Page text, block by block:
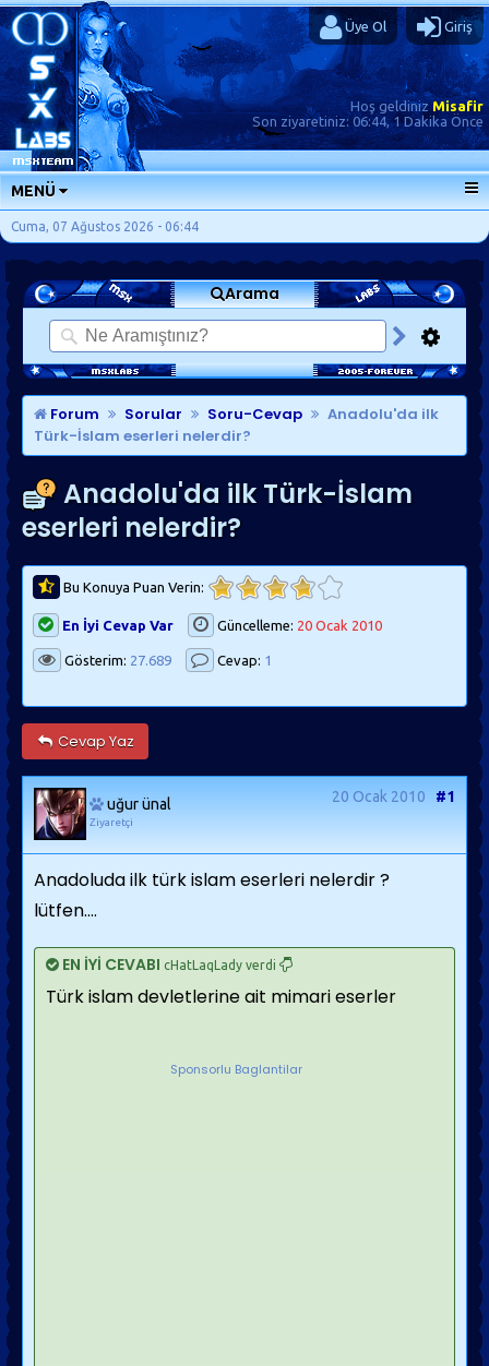
Üye Ol Giriş
Hoş geldinizMisafir
Son ziyaretiniz: 06:44, 1 Dakika Önce
MENÜ
ANA SAYFA
FORUMLAR
SORU-CEVAP
GÜNLÜKLER
SON MESAJLAR
KISAYOLLAR
Cuma, 07 Ağustos 2026 - 06:44
Arama
Forum Sorular Soru-Cevap
Anadolu'da ilk
Türk-İslam eserleri nelerdir?
Anadolu'da ilk Türk-İslam
eserleri nelerdir?
Bu Konuya Puan Verin:
En İyi Cevap Var Güncelleme: 20 Ocak 2010
Gösterim: 27.689 Cevap: 1
Cevap Yaz
uğur ünal
Ziyaretçi
20 Ocak 2010 #1
Anadoluda ilk türk islam eserleri nelerdir ?
lütfen....
EN İYİ CEVABI cHatLaqLady verdi
Türk islam devletlerine ait mimari eserler
Sponsorlu Baglantilar